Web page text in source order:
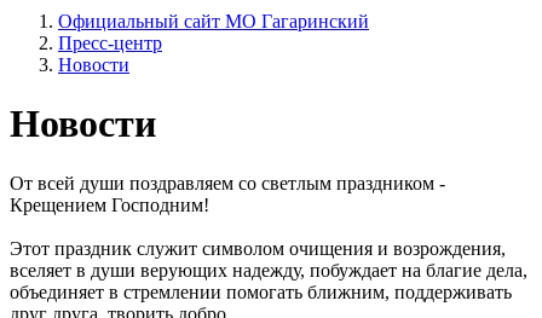
Официальный сайт МО Гагаринский
Пресс-центр
Новости
Новости
От всей души поздравляем со светлым праздником -
Крещением Господним!
Этот праздник служит символом очищения и возрождения,
вселяет в души верующих надежду, побуждает на благие дела,
объединяет в стремлении помогать ближним, поддерживать
друг друга, творить добро.